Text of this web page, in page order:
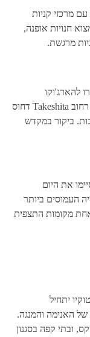
מרכזי קניות
חנויות אופנה,
מרגשת.
להארג'וקו
המפורסמת באופנה הצעירה והייחודית. רחוב Takeshita דחוס
ביקור במקדש
את היום
העמוסים ביותר
מקומות התצפית
יתחיל
האנימה והמנגה.
ובתי קפה בסגנון